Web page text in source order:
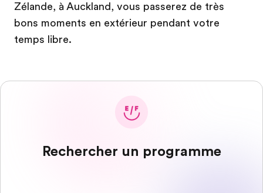
Zélande, à Auckland, vous passerez de très
bons moments en extérieur pendant votre
temps libre.
Rechercher un programme